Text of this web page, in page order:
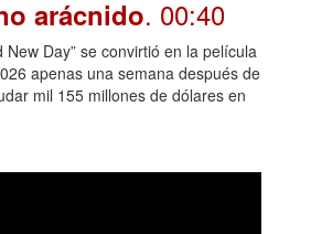
arácnido. 00:40
New Day” se convirtió en la película
apenas una semana después de
mil 155 millones de dólares en